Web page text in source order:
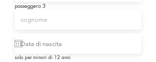
passeggero 3
solo per minori di 12 anni